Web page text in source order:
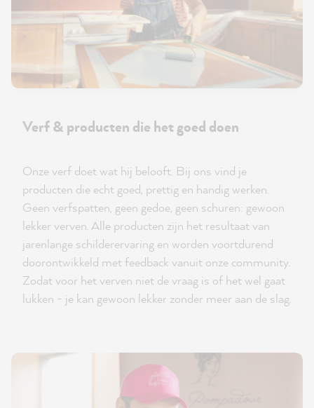
Verf & producten die het goed doen
Onze verf doet wat hij belooft. Bij ons vind je
producten die echt goed, prettig en handig werken.
Geen verfspatten, geen gedoe, geen schuren: gewoon
lekker verven. Alle producten zijn het resultaat van
jarenlange schilderervaring en worden voortdurend
doorontwikkeld met feedback vanuit onze community.
Zodat voor het verven niet de vraag is of het wel gaat
lukken - je kan gewoon lekker zonder meer aan de slag.